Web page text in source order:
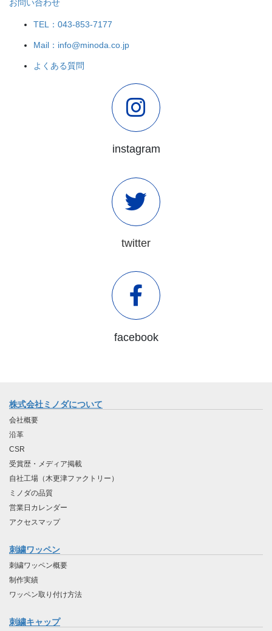
お問い合わせ
TEL：043-853-7177
Mail：info@minoda.co.jp
よくある質問
instagram
twitter
facebook
株式会社ミノダについて
会社概要
沿革
CSR
受賞歴・メディア掲載
自社工場（木更津ファクトリー）
ミノダの品質
営業日カレンダー
アクセスマップ
刺繍ワッペン
刺繍ワッペン概要
制作実績
ワッペン取り付け方法
刺繍キャップ